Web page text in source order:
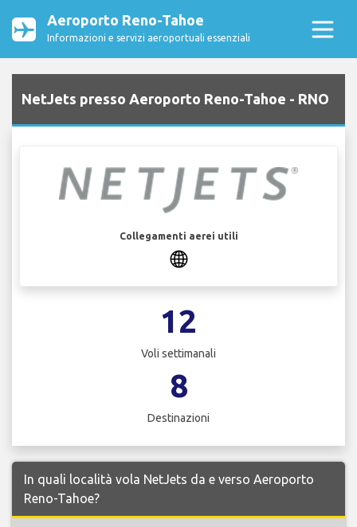
Aeroporto Reno-Tahoe
Informazioni e servizi aeroportuali essenziali
NetJets presso Aeroporto Reno-Tahoe - RNO
Collegamenti aerei utili
12
Voli settimanali
8
Destinazioni
In quali località vola NetJets da e verso Aeroporto
Reno-Tahoe?